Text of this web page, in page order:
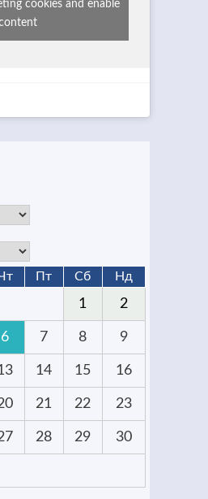
cookies and enable
Пт Сб Нд
1 2
6 7 8 9
14 15 16
21 22 23
28 29 30